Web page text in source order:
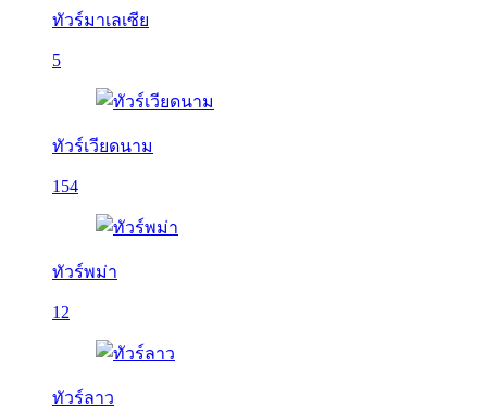
ทัวร์มาเลเซีย
5
ทัวร์เวียดนาม
154
ทัวร์พม่า
12
ทัวร์ลาว